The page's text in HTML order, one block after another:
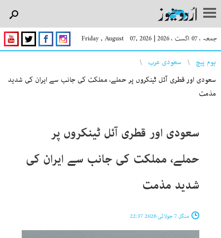
جمعہ ، 07 اگست ، 2026 |
Friday , August 07, 2026
You are here
ہوم پیچ
سعودی عرب
سعودی اور قطری آئل ٹینکروں پر حملے، مملکت کی جانب سے ایران کی شدید
مذمت
سعودی اور قطری آئل ٹینکروں پر
حملے، مملکت کی جانب سے ایران کی
شدید مذمت
منگل 7 جولائی 2026 22:37